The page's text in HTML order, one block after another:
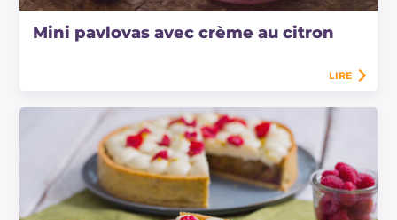
Mini pavlovas avec crème au citron
LIRE